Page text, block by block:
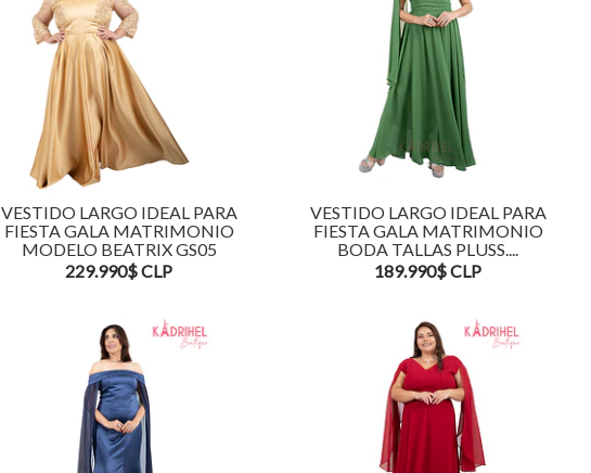
VESTIDO LARGO IDEAL PARA
FIESTA GALA MATRIMONIO
MODELO BEATRIX GS05
229.990$ CLP
VESTIDO LARGO IDEAL PARA
FIESTA GALA MATRIMONIO
BODA TALLAS PLUSS....
189.990$ CLP